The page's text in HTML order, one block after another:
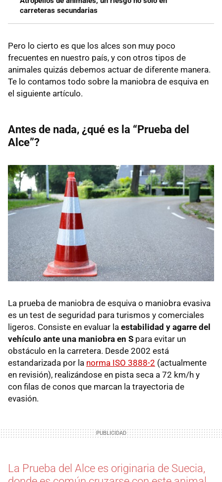
carreteras secundarias
Pero lo cierto es que los alces son muy poco
frecuentes en nuestro país, y con otros tipos de
animales quizás debemos actuar de diferente manera.
Te lo contamos todo sobre la maniobra de esquiva en
el siguiente artículo.
Antes de nada, ¿qué es la “Prueba del
Alce”?
La prueba de maniobra de esquiva o maniobra evasiva
es un test de seguridad para turismos y comerciales
ligeros. Consiste en evaluar la estabilidad y agarre del
vehículo ante una maniobra en S para evitar un
obstáculo en la carretera. Desde 2002 está
estandarizada por la norma ISO 3888-2 (actualmente
en revisión), realizándose en pista seca a 72 km/h y
con filas de conos que marcan la trayectoria de
evasión.
La Prueba del Alce es originaria de Suecia,